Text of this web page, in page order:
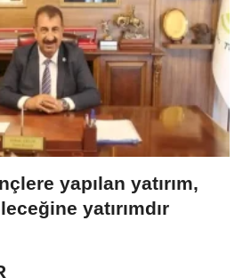
yapılan yatırım,
yatırımdır